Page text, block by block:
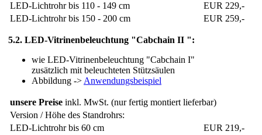
LED-Lichtrohr bis 110 - 149 cm
EUR 229,-
LED-Lichtrohr bis 150 - 200 cm
EUR 259,-
5.2. LED-Vitrinenbeleuchtung "Cabchain II ":
wie LED-Vitrinenbeleuchtung "Cabchain I"
zusätzlich mit beleuchteten Stützsäulen
Abbildung -> Anwendungsbeispiel
unsere Preise inkl. MwSt. (nur fertig montiert lieferbar)
Version / Höhe des Standrohrs:
LED-Lichtrohr bis 60 cm
EUR 219,-